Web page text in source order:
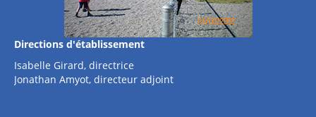
Directions d'établissement
Isabelle Girard, directrice
Jonathan Amyot, directeur adjoint